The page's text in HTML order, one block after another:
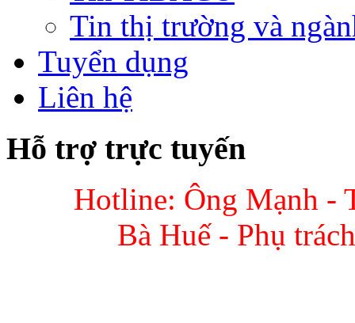
Tin thị trường và
Tuyển dụng
Liên hệ
Hỗ trợ trực tuyến
Hotline: Ông Mạnh -
Bà Huế - Phụ